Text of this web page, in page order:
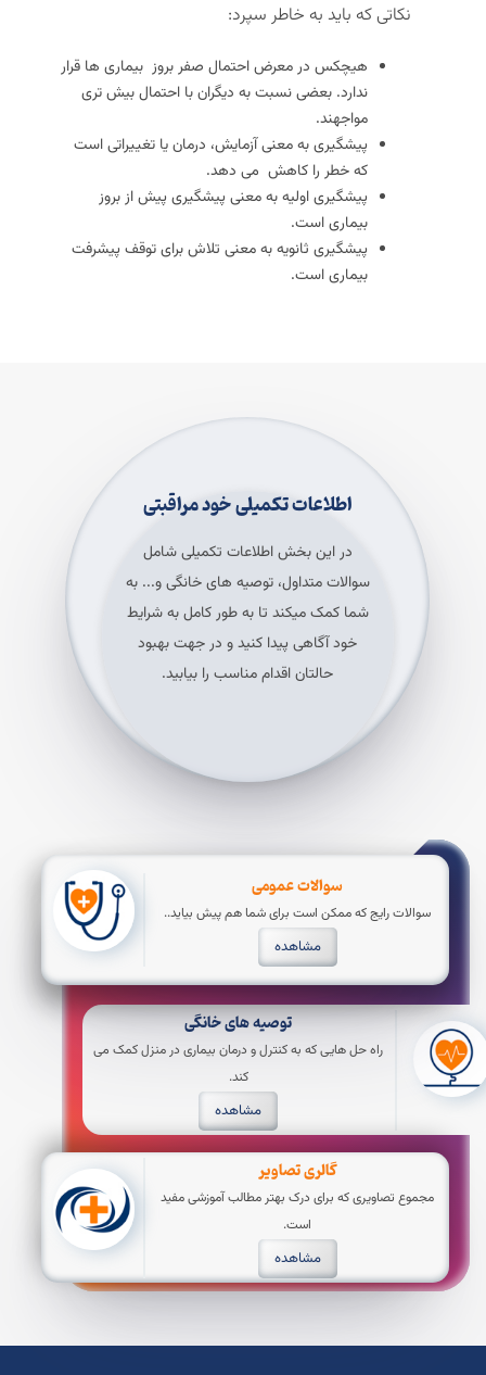
نکاتی که باید به خاطر سپرد:
هیچکس در معرض احتمال صفر بروز بیماری ها قرار
ندارد. بعضی نسبت به دیگران با احتمال بیش تری
مواجهند.
پیشگیری به معنی آزمایش، درمان یا تغییراتی است
که خطر را کاهش می دهد.
پیشگیری اولیه به معنی پیشگیری پیش از بروز
بیماری است.
پیشگیری ثانویه به معنی تلاش برای توقف پیشرفت
بیماری است.
سوالات عمومی
سوالات رایج که ممکن است برای شما هم پیش بیاید..
مشاهده
توصیه های خانگی
راه حل هایی که به کنترل و درمان بیماری در منزل کمک می
کند.
مشاهده
گالری تصاویر
مجموع تصاویری که برای درک بهتر مطالب آموزشی مفید
است.
مشاهده
اطلاعات تکمیلی خود مراقبتی
در این بخش اطلاعات تکمیلی شامل
سوالات متداول، توصیه های خانگی و... به
شما کمک میکند تا به طور کامل به شرایط
خود آگاهی پیدا کنید و در جهت بهبود
حالتان اقدام مناسب را بیابید.